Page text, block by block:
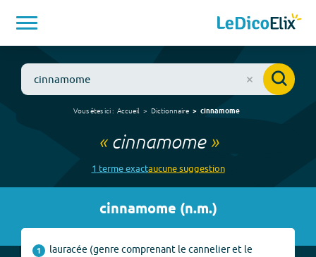
Vous êtes ici : Accueil Dictionnaire cinnamome
« cinnamome»
1 termeexactaucunesuggestion
cinnamome (n.m.)
1
lauracée (genre comprenant le cannelier et le